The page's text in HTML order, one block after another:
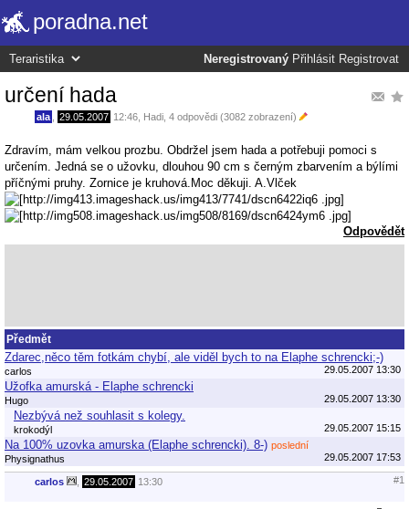
poradna.net
Neregistrovaný Přihlásit Registrovat
určení hada
ala 29.05.2007 12:46 Hadi , 4 odpovědi (3082 zobrazení)
Zdravím, mám velkou prozbu. Obdržel jsem hada a potřebuji pomoci s
určením. Jedná se o užovku, dlouhou 90 cm s černým zbarvením a býlími
příčnými pruhy. Zornice je kruhová.Moc děkuji. A.Vlček
Odpovědět
Předmět
Zdarec,něco těm fotkám chybí, ale viděl bych to na Elaphe schrencki;-)
carlos 29.05.2007 13:30
Užofka amurská - Elaphe schrencki
Hugo 29.05.2007 13:30
Nezbývá než souhlasit s kolegy.
krokodýl 29.05.2007 15:15
Na 100% uzovka amurska (Elaphe schrencki). 8-) poslední
Physignathus
29.05.2007 17:53
carlos 29.05.2007 13:30 #1